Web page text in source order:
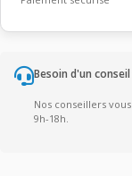
Besoin d'un conseil
Nos conseillers
9h-18h.